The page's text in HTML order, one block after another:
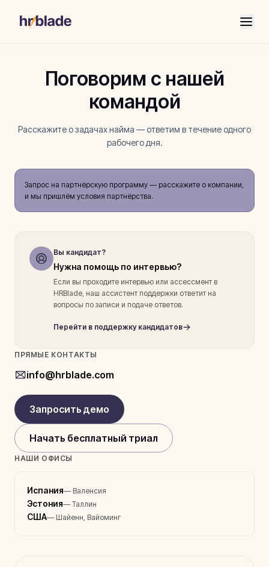
Поговорим с нашей
командой
Расскажите о задачах найма — ответим в течение одного
рабочего дня.
Запрос на партнёрскую программу — расскажите о компании,
и мы пришлём условия партнёрства.
Вы кандидат?
Нужна помощь по интервью?
Если вы проходите интервью или ассессмент в
HRBlade, наш ассистент поддержки ответит на
вопросы по записи и подаче ответов.
Перейти в поддержку кандидатов
ПРЯМЫЕ КОНТАКТЫ
info@hrblade.com
Запросить демо
Начать бесплатный триал
НАШИ ОФИСЫ
Испания— Валенсия
Эстония— Таллин
США— Шайенн, Вайоминг